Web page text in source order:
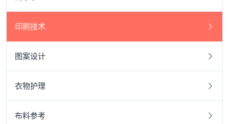
印刷技术
图案设计
衣物护理
布料参考